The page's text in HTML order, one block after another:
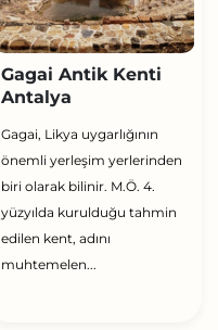
Gagai Antik Kenti
Antalya
Gagai, Likya uygarlığının
önemli yerleşim yerlerinden
biri olarak bilinir. M.Ö. 4.
yüzyılda kurulduğu tahmin
edilen kent, adını
muhtemelen...